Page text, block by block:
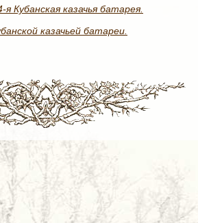
Кубанская казачья батарея.
казачьей батареи.